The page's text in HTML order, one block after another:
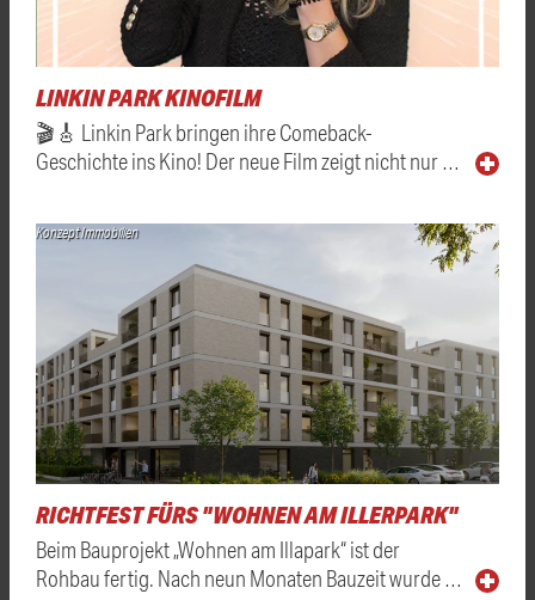
LINKIN PARK KINOFILM
🎬🎸 Linkin Park bringen ihre Comeback-
Geschichte ins Kino! Der neue Film zeigt nicht nur …
Konzept Immobilien
RICHTFEST FÜRS "WOHNEN AM ILLERPARK"
Beim Bauprojekt „Wohnen am Illapark“ ist der
Rohbau fertig. Nach neun Monaten Bauzeit wurde …